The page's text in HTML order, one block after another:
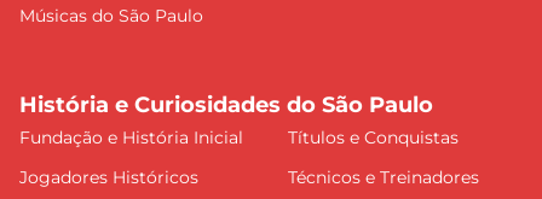
Músicas do São Paulo
História e Curiosidades do São Paulo
Fundação e História Inicial
Títulos e Conquistas
Jogadores Históricos
Técnicos e Treinadores